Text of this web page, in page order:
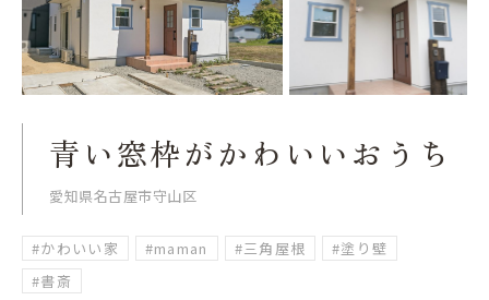
青い窓枠がかわいいおうち
愛知県名古屋市守山区
#かわいい家 #maman #三角屋根
#塗り壁
#書斎